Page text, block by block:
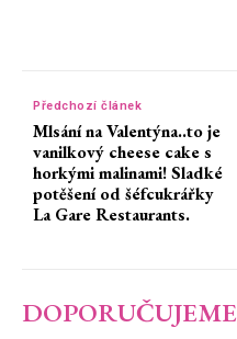
Předchozí článek
Mlsání na Valentýna..to je
vanilkový cheese cake s
horkými malinami! Sladké
potěšení od šéfcukrářky
La Gare Restaurants.
DOPORUČUJEME